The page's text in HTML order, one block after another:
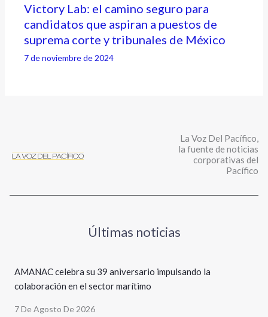
Victory Lab: el camino seguro para
candidatos que aspiran a puestos de
suprema corte y tribunales de México
7 de noviembre de 2024
La Voz Del Pacífico,
la fuente de noticias
corporativas del
Pacífico
Últimas noticias
AMANAC celebra su 39 aniversario impulsando la
colaboración en el sector marítimo
7 De Agosto De 2026